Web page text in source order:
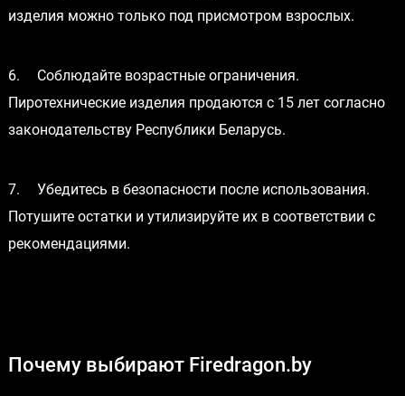
изделия можно только под присмотром взрослых.
6.
Соблюдайте возрастные ограничения.
Пиротехнические изделия продаются с 15 лет согласно
законодательству Республики Беларусь.
7.
Убедитесь в безопасности после использования.
Потушите остатки и утилизируйте их в соответствии с
рекомендациями.
Почему выбирают Firedragon.by